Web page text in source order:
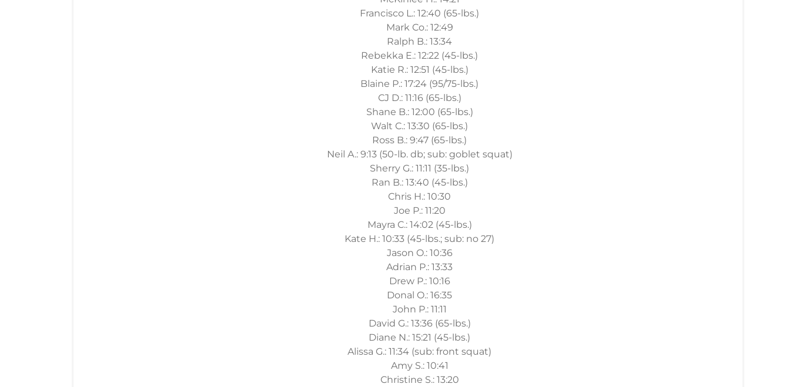
Francisco L.: 12:40 (65-lbs.)
Mark Co.: 12:49
Ralph B.: 13:34
Rebekka E.: 12:22 (45-lbs.)
Katie R.: 12:51 (45-lbs.)
Blaine P.: 17:24 (95/75-lbs.)
CJ D.: 11:16 (65-lbs.)
Shane B.: 12:00 (65-lbs.)
Walt C.: 13:30 (65-lbs.)
Ross B.: 9:47 (65-lbs.)
Neil A.: 9:13 (50-lb. db; sub: goblet squat)
Sherry G.: 11:11 (35-lbs.)
Ran B.: 13:40 (45-lbs.)
Chris H.: 10:30
Joe P.: 11:20
Mayra C.: 14:02 (45-lbs.)
Kate H.: 10:33 (45-lbs.; sub: no 27)
Jason O.: 10:36
Adrian P.: 13:33
Drew P.: 10:16
Donal O.: 16:35
John P.: 11:11
David G.: 13:36 (65-lbs.)
Diane N.: 15:21 (45-lbs.)
Alissa G.: 11:34 (sub: front squat)
Amy S.: 10:41
Christine S.: 13:20